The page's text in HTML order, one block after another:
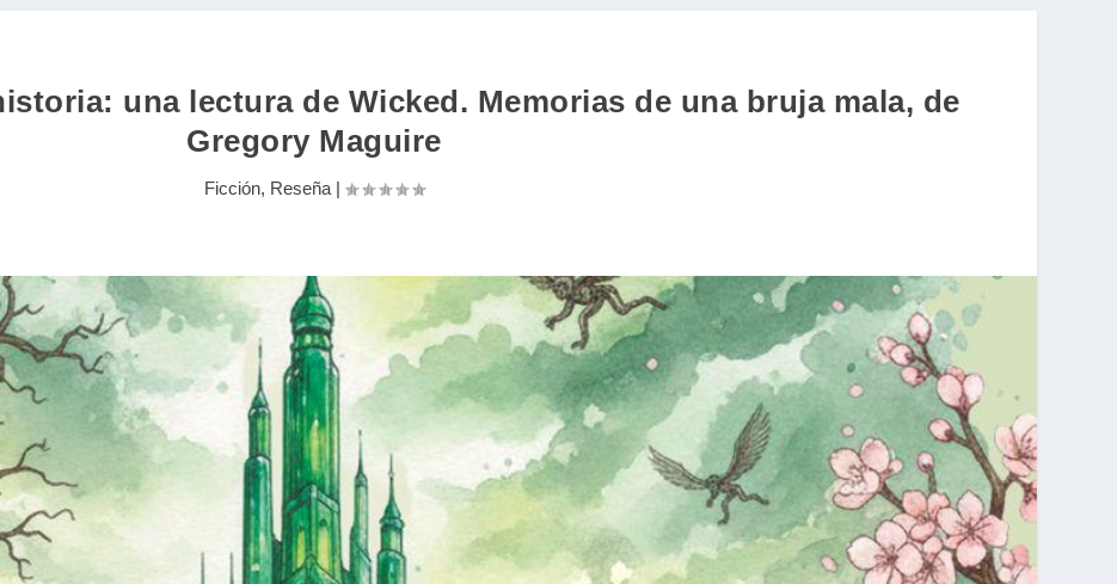
una lectura de Wicked. Memorias de una bruja mala, de
Gregory Maguire
Ficción, Reseña|